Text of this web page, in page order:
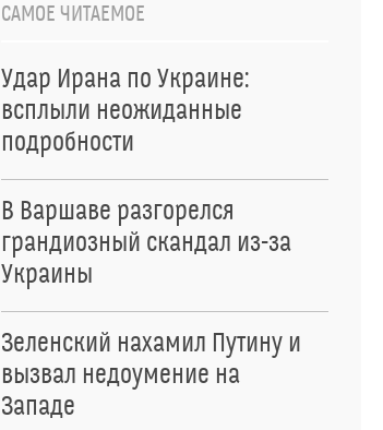
САМОЕ ЧИТАЕМОЕ
Удар Ирана по Украине:
всплыли неожиданные
подробности
В Варшаве разгорелся
грандиозный скандал из-за
Украины
Зеленский нахамил Путину и
вызвал недоумение на
Западе